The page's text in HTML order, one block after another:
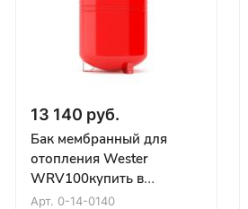
13 140 руб.
Бак мембранный для
отопления Wester
WRV100купить в
Краснодаре
Арт. 0-14-0140